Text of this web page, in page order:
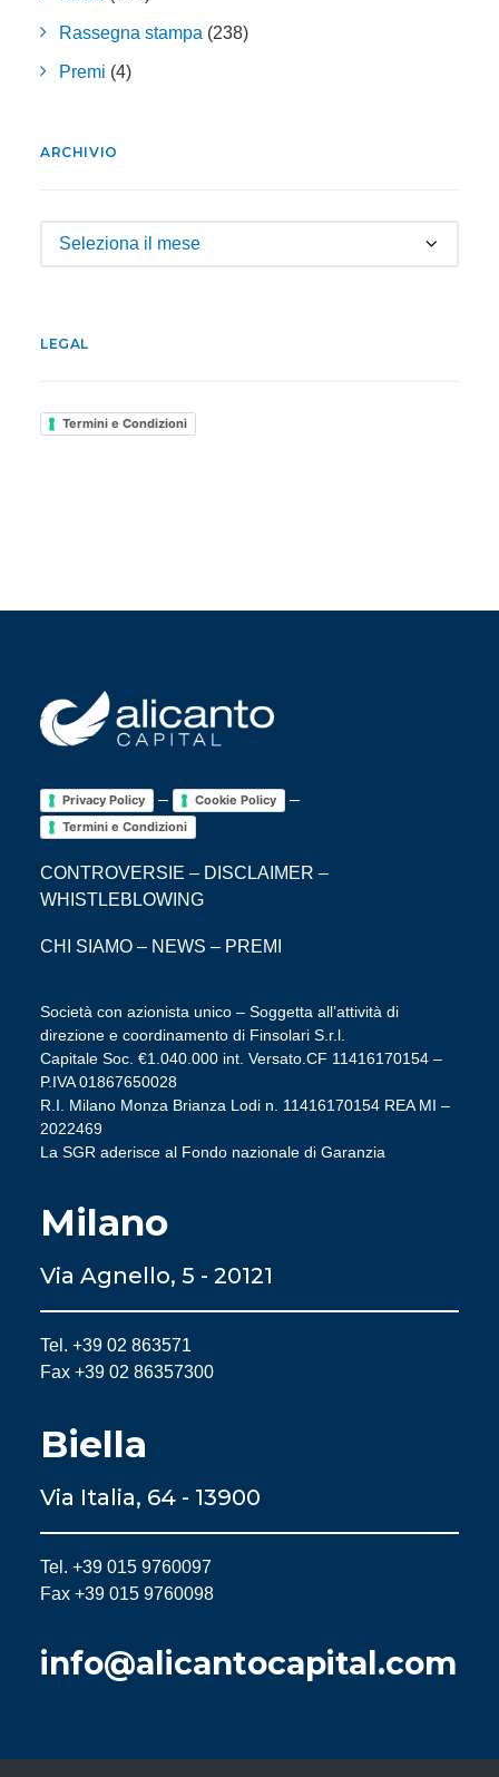
Rassegna stampa (238)
Premi (4)
ARCHIVIO
Archivio
LEGAL
Termini e Condizioni
Privacy Policy – Cookie Policy –
Termini e Condizioni
CONTROVERSIE – DISCLAIMER –
WHISTLEBLOWING
CHI SIAMO – NEWS – PREMI
Società con azionista unico – Soggetta all’attività di
direzione e coordinamento di Finsolari S.r.l.
Capitale Soc. €1.040.000 int. Versato.CF 11416170154 –
P.IVA 01867650028
R.I. Milano Monza Brianza Lodi n. 11416170154 REA MI –
2022469
La SGR aderisce al Fondo nazionale di Garanzia
Milano
Via Agnello, 5 - 20121
Tel. +39 02 863571
Fax +39 02 86357300
Biella
Via Italia, 64 - 13900
Tel. +39 015 9760097
Fax +39 015 9760098
info@alicantocapital.com